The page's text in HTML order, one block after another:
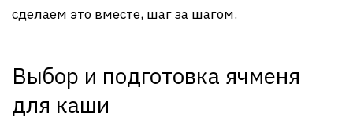
сделаем это вместе, шаг за шагом.
Выбор и подготовка ячменя
для каши